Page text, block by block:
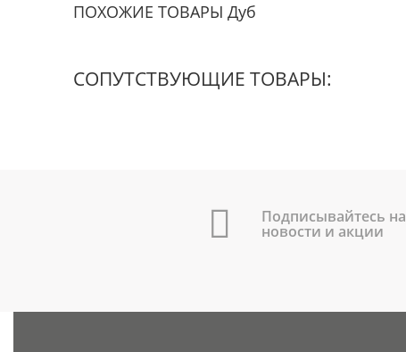
ПОХОЖИЕ ТОВАРЫ Дуб
СОПУТСТВУЮЩИЕ ТОВАРЫ:
Подписывайтесь на
новости и акции